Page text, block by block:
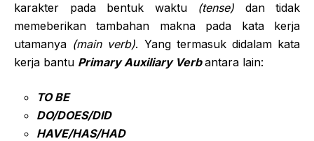
karakter pada bentuk waktu (tense) dan tidak
memeberikan tambahan makna pada kata kerja
utamanya (main verb). Yang termasuk didalam kata
kerja bantu Primary Auxiliary Verbantara lain:
TO BE
DO/DOES/DID
HAVE/HAS/HAD